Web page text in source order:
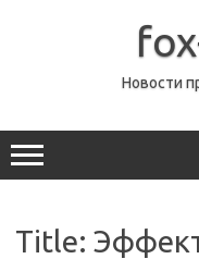
Новости
Title: